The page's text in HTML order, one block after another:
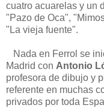
cuatro acuarelas y un
"Pazo de Oca",
"La vieja fuente".
Nada en Ferrol se
Madrid con Antonio
profesora de dibujo y
referente en muchas
privados por toda